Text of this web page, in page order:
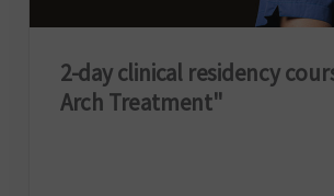
2-day clinical residency
Arch Treatment"